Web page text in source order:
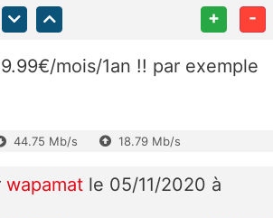
+ -
mois/1an !! par exemple
44.75 Mb/s 18.79 Mb/s
wapamat le 05/11/2020 à